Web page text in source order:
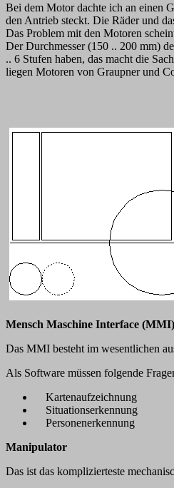
Bei dem Motor dachte ich an einen
den Antrieb steckt. Die Räder und
Das Problem mit den Motoren
Der Durchmesser (150 .. 200 mm)
.. 6 Stufen haben, das macht die
liegen Motoren von Graupner und
Mensch Maschine Interface (MMI)
Das MMI besteht im wesentlichen
Als Software müssen folgende
Kartenaufzeichnung
Situationserkennung
Personenerkennung
Manipulator
Das ist das komplizierteste